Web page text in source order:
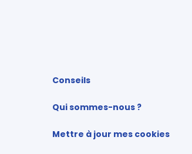
Conseils
Qui sommes-nous ?
Mettre à jour mes cookies